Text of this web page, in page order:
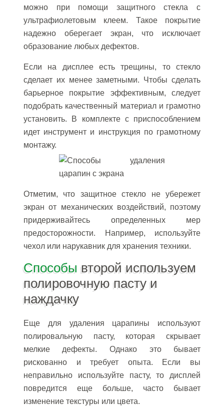
можно при помощи защитного стекла с
ультрафиолетовым клеем. Такое покрытие
надежно оберегает экран, что исключает
образование любых дефектов.
Если на дисплее есть трещины, то стекло
сделает их менее заметными. Чтобы сделать
барьерное покрытие эффективным, следует
подобрать качественный материал и грамотно
установить. В комплекте с приспособлением
идет инструмент и инструкция по грамотному
монтажу.
Отметим, что защитное стекло не убережет
экран от механических воздействий, поэтому
придерживайтесь определенных мер
предосторожности. Например, используйте
чехол или нарукавник для хранения техники.
Способы второй используем
полировочную пасту и
наждачку
Еще для удаления царапины используют
полировальную пасту, которая скрывает
мелкие дефекты. Однако это бывает
рискованно и требует опыта. Если вы
неправильно используйте пасту, то дисплей
повредится еще больше, часто бывает
изменение текстуры или цвета.